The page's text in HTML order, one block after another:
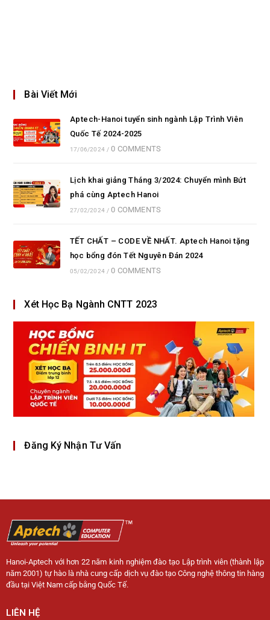
Bài Viết Mới
Aptech-Hanoi tuyển sinh ngành Lập Trình Viên
Quốc Tế 2024-2025
17/06/2024 / 0 COMMENTS
Lịch khai giảng Tháng 3/2024: Chuyển mình Bứt
phá cùng Aptech Hanoi
27/02/2024 / 0 COMMENTS
TẾT CHẤT – CODE VỀ NHẤT. Aptech Hanoi tặng
học bổng đón Tết Nguyên Đán 2024
05/02/2024 / 0 COMMENTS
Xét Học Bạ Ngành CNTT 2023
Đăng Ký Nhận Tư Vấn
Hanoi-Aptech với hơn 22 năm kinh nghiệm đào tạo Lập trình viên (thành lập
năm 2001) tự hào là nhà cung cấp dịch vụ đào tạo Công nghệ thông tin hàng
đầu tại Việt Nam cấp bằng Quốc Tế.
LIÊN HỆ